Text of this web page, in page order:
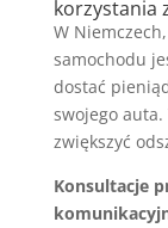
korzystania
W
samochodu
dostać
swojego
zwiększyć
Konsultacje